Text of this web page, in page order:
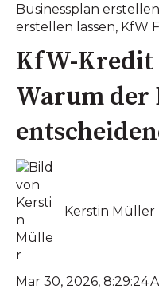
Businessplan
erstellen lassen, KfW
KfW-Kredit
Warum der
Kerstin Müller
Mar 30, 2026, 8:29:24